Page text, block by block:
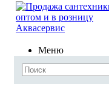
Меню